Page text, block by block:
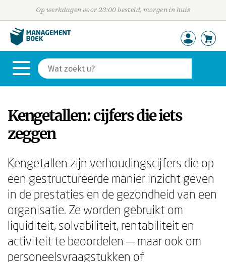
Op werkdagen voor 23:00 besteld, morgen in huis
Kengetallen: cijfers die iets
zeggen
Kengetallen zijn verhoudingscijfers die op
een gestructureerde manier inzicht geven
in de prestaties en de gezondheid van een
organisatie. Ze worden gebruikt om
liquiditeit, solvabiliteit, rentabiliteit en
activiteit te beoordelen — maar ook om
personeelsvraagstukken of